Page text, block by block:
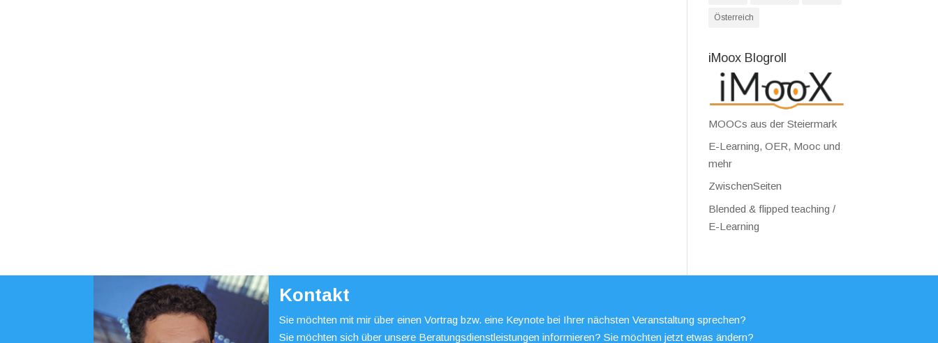
Österreich
iMoox Blogroll
MOOCs aus der Steiermark
E-Learning, OER, Mooc und
mehr
ZwischenSeiten
Blended & flipped teaching /
E-Learning
Kontakt
Sie möchten mit mir über einen Vortrag bzw. eine Keynote bei Ihrer nächsten Veranstaltung sprechen?
Sie möchten sich über unsere Beratungsdienstleistungen informieren? Sie möchten jetzt etwas ändern?